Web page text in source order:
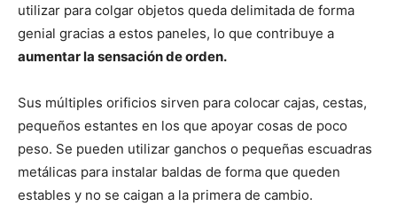
utilizar para colgar objetos queda delimitada de forma
genial gracias a estos paneles, lo que contribuye a
aumentar la sensación de orden.
Sus múltiples orificios sirven para colocar cajas, cestas,
pequeños estantes en los que apoyar cosas de poco
peso. Se pueden utilizar ganchos o pequeñas escuadras
metálicas para instalar baldas de forma que queden
estables y no se caigan a la primera de cambio.